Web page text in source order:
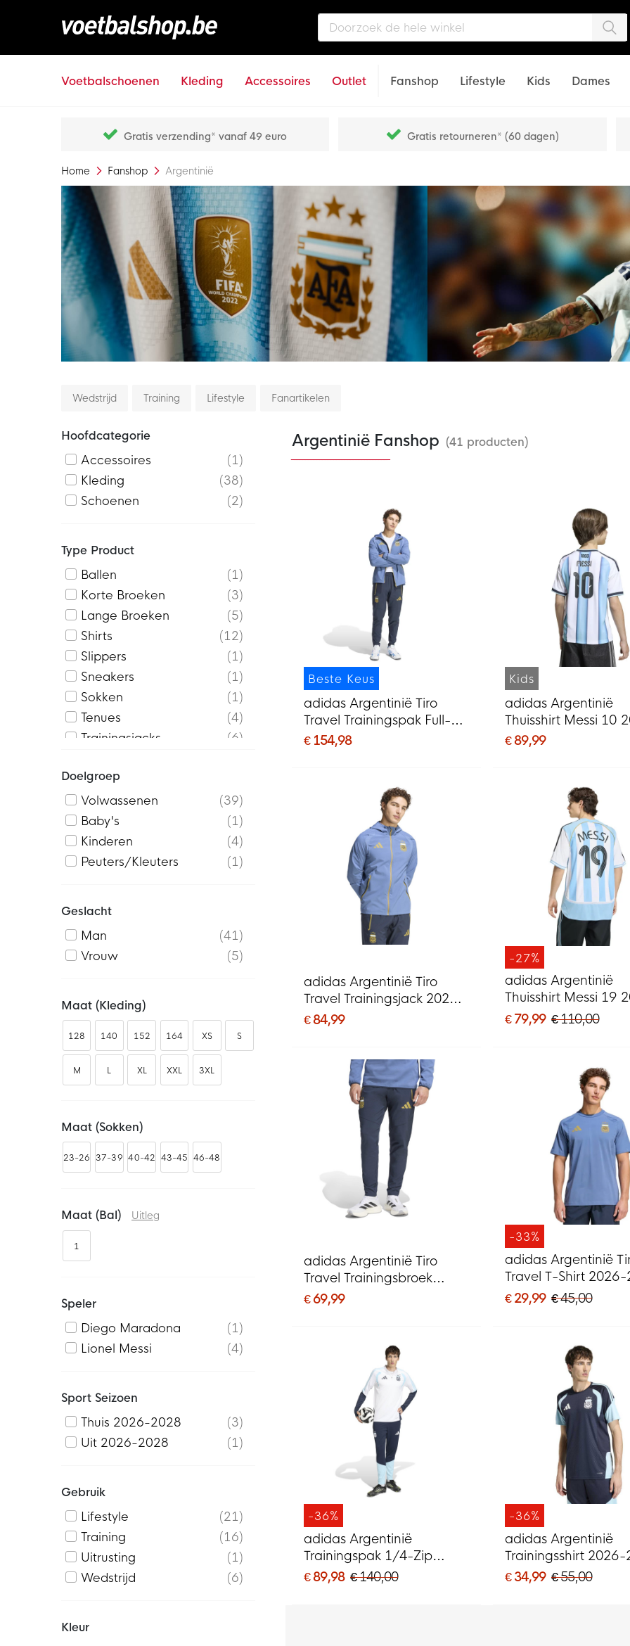
Voetbalschoenen Kleding Accessoires Outlet Fanshop Lifestyle Kids Dames
Gratis verzending* vanaf 49 euro Gratis retourneren* (60 dagen)
Home Fanshop Argentinië
Wedstrijd Training Lifestyle Fanartikelen
Argentinië Fanshop (41 producten)
Beste Keus
adidas Argentinië Tiro
Travel Trainingspak Full-
Zip 2026-2028 Blauw
€ 154,98
Kids
adidas Argentinië
Thuisshirt Messi 10
2028 Kids
€ 89,99
adidas Argentinië Tiro
Travel Trainingsjack 2026-
2028 Blauw Goud
€ 84,99
-27%
adidas Argentinië
Thuisshirt Messi 19
€ 79,99 € 110,00
adidas Argentinië Tiro
Travel Trainingsbroek
2026-2028 Donkerblauw
€ 69,99
-33%
adidas Argentinië
Travel T-Shirt 2026-
Blauw Goud
€ 29,99 € 45,00
-36%
adidas Argentinië
Trainingspak 1/4-Zip
2026-2028 Wit
Donkerblauw Lichtblauw
€ 89,98 € 140,00
-36%
adidas Argentinië
Trainingsshirt 2026-
Donkerblauw
€ 34,99 € 55,00
Hoofdcategorie
Accessoires
1
Kleding
38
Schoenen
2
Type Product
Ballen
1
Korte Broeken
3
Lange Broeken
5
Shirts
12
Slippers
1
Sneakers
1
Sokken
1
Tenues
4
Trainingsjacks
6
Trainingtops
Doelgroep
Volwassenen
39
Baby's
1
Kinderen
4
Peuters/Kleuters
1
Geslacht
Man
41
Vrouw
5
Maat (kleding)
128 140 152 164 XS S
M L XL XXL 3XL
Maat (sokken)
23-26 37-39 40-42 43-45 46-48
Maat (bal) Uitleg
1
Speler
Diego Maradona
1
Lionel Messi
4
Sport Seizoen
Thuis 2026-2028
3
Uit 2026-2028
1
Gebruik
Lifestyle
21
Training
16
Uitrusting
1
Wedstrijd
6
Kleur